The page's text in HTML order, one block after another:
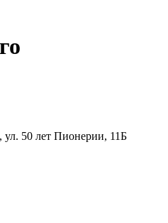
50 лет Пионерии, 11Б